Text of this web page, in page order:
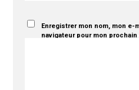
Enregistrer mon nom, mon e-
navigateur pour mon